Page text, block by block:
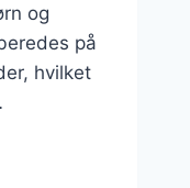
og
på
hvilket